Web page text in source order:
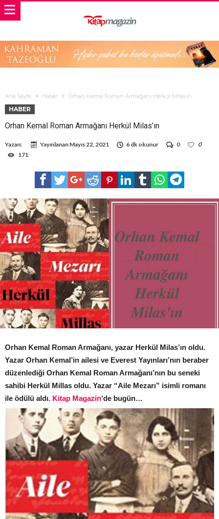
Ana Sayfa Haber Orhan Kemal Roman Armağanı Herkül Milas’ın
HABER
Orhan Kemal Roman Armağanı Herkül Milas’ın
Yazan: Yayınlanan Mayıs 22, 2021 6 dk okunur 0
0
171
Orhan Kemal Roman Armağanı, yazar Herkül Milas’ın oldu.
Yazar Orhan Kemal’in ailesi ve Everest Yayınları’nın beraber
düzenlediği Orhan Kemal Roman Armağanı’nın bu seneki
sahibi Herkül Millas oldu. Yazar “Aile Mezarı” isimli romanı
ile ödülü aldı. Kitap Magazin‘de bugün…